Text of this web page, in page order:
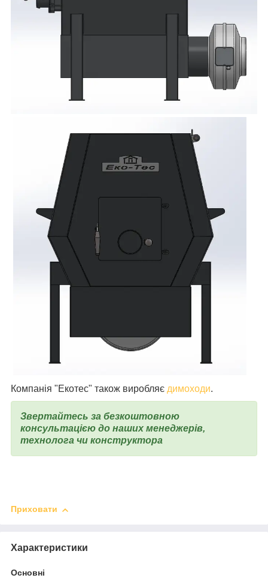
Компанія "Екотес" також виробляє димоходи.
Звертайтесь за безкоштовною
консультацією до наших менеджерів,
технолога чи конструктора
Приховати
Характеристики
Основні